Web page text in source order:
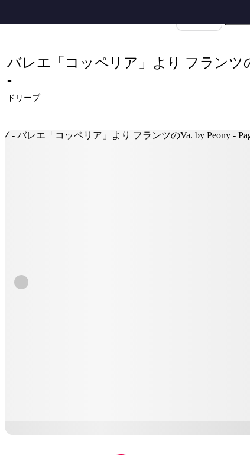
ドリーブ -
バレエ「コッペリア」より フランツ
-
ドリーブ